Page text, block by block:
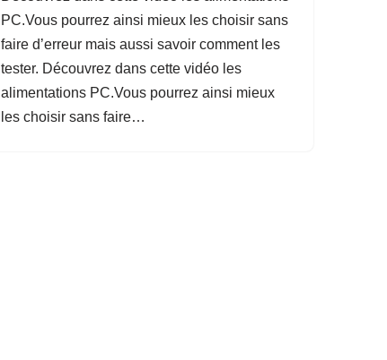
PC.Vous pourrez ainsi mieux les choisir sans
faire d’erreur mais aussi savoir comment les
tester. Découvrez dans cette vidéo les
alimentations PC.Vous pourrez ainsi mieux
les choisir sans faire…